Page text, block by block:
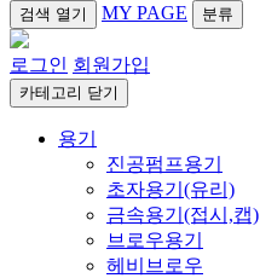
검색 열기 MY PAGE 분류
로그인 회원가입
카테고리 닫기
용기
진공펌프용기
초자용기(유리)
금속용기(접시,캡)
브로우용기
헤비브로우